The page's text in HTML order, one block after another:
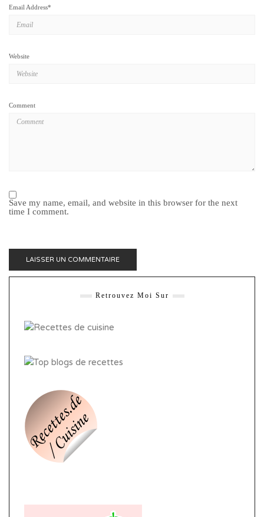
Email Address*
Website
Comment
Save my name, email, and website in this browser for the next
time I comment.
Retrouvez Moi Sur